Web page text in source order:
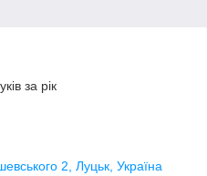
за рік
2, Луцьк, Україна